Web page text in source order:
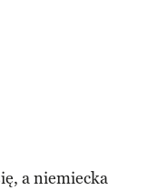
a niemiecka